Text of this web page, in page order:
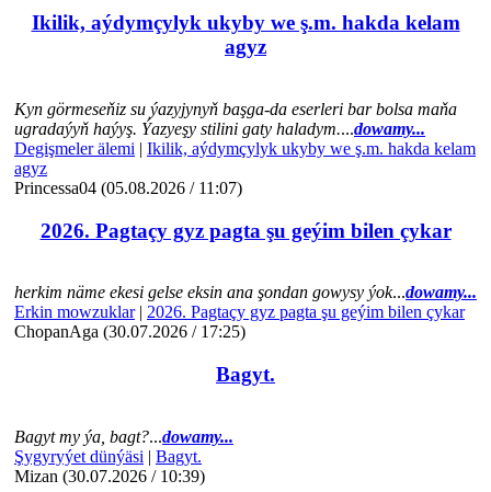
Ikilik, aýdymçylyk ukyby we ş.m. hakda kelam
agyz
Kyn görmeseňiz su ýazyjynyň başga-da eserleri bar bolsa maňa
ugradaýyň haýyş. Ýazyeşy stilini gaty haladym....dowamy...
Degişmeler älemi | Ikilik, aýdymçylyk ukyby we ş.m. hakda kelam
agyz
Princessa04 (05.08.2026 / 11:07)
2026. Pagtaçy gyz pagta şu geýim bilen çykar
herkim näme ekesi gelse eksin ana şondan gowysy ýok...dowamy...
Erkin mowzuklar| 2026. Pagtaçy gyz pagta şu geýim bilen çykar
ChopanAga (30.07.2026 / 17:25)
Bagyt.
Bagyt my ýa, bagt?...dowamy...
Şygyryýet dünýäsi | Bagyt.
Mizan (30.07.2026 / 10:39)